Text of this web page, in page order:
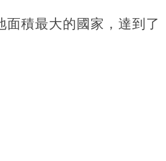
積最大的國家，達到了